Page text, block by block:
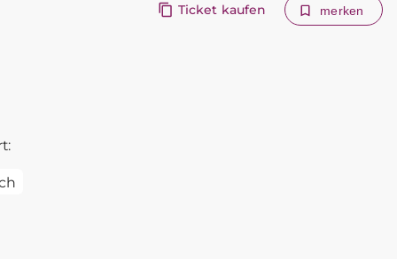
Ticket kaufen merken